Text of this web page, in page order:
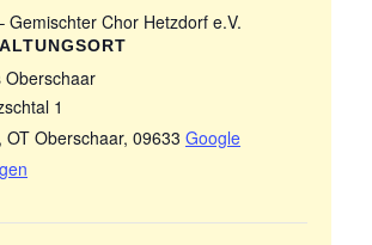
Oberschaar
1
OT Oberschaar, 09633 Google
Gemischter Chor Hetzdorf e.V.